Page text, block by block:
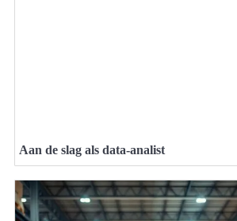
Aan de slag als data-analist